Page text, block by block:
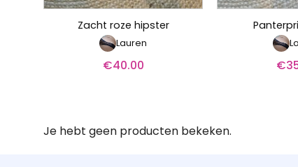
Zacht roze hipster
Lauren
€40.00 €
Je hebt geen producten bekeken.